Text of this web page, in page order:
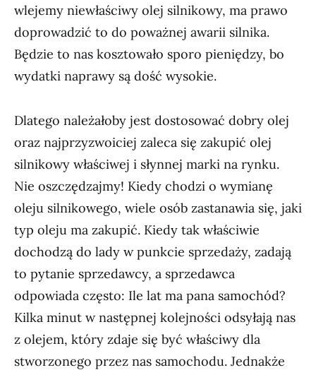
wlejemy niewłaściwy olej silnikowy, ma prawo
doprowadzić to do poważnej awarii silnika.
Będzie to nas kosztowało sporo pieniędzy, bo
wydatki naprawy są dość wysokie.
Dlatego należałoby jest dostosować dobry olej
oraz najprzyzwoiciej zaleca się zakupić olej
silnikowy właściwej i słynnej marki na rynku.
Nie oszczędzajmy! Kiedy chodzi o wymianę
oleju silnikowego, wiele osób zastanawia się, jaki
typ oleju ma zakupić. Kiedy tak właściwie
dochodzą do lady w punkcie sprzedaży, zadają
to pytanie sprzedawcy, a sprzedawca
odpowiada często: Ile lat ma pana samochód?
Kilka minut w następnej kolejności odsyłają nas
z olejem, który zdaje się być właściwy dla
stworzonego przez nas samochodu. Jednakże